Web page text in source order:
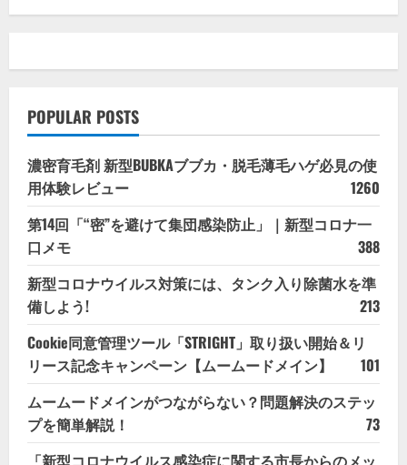
POPULAR POSTS
濃密育毛剤 新型BUBKAブブカ・脱毛薄毛ハゲ必見の使
用体験レビュー
1260
第14回「“密”を避けて集団感染防止」｜新型コロナ一
口メモ
388
新型コロナウイルス対策には、タンク入り除菌水を準
備しよう!
213
Cookie同意管理ツール「STRIGHT」取り扱い開始＆リ
リース記念キャンペーン【ムームードメイン】
101
ムームードメインがつながらない？問題解決のステッ
プを簡単解説！
73
「新型コロナウイルス感染症に関する市長からのメッ